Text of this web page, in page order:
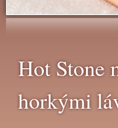
Hot Stone
horkými